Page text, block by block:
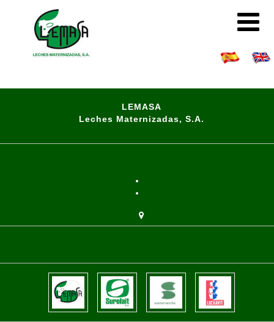
LEMASA
Leches Maternizadas, S.A.